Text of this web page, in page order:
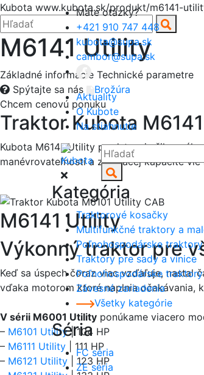
Hore
Kubota www.kubota.sk/produkt/m6141-
Zatvoriť
Hľadať: Hľadať
Máte otázky?
+421 910 747 448
kubota@supa.sk
cambor@supa.sk
Aktuality
O Kubote
Na stiahnutie
Hľadať:
Hľadať
Kategória
Traktorové kosačky
Multifunkčné traktory a
Poľnohospodárske traktory
Traktory pre sady a vinice
Poľnohospodárske
Závesné zariadenia
Všetky kategórie
Séria
FC séria
ZE séria
M6141 Utility
Základné informácie Technické parametre
Spýtajte sa nás
Brožúra
Chcem cenovú ponuku
Traktor Kubota M6141
Kubota M6141 Utility predstavuje
manévrovateľnosti a zdvíhacej kapacite
M6141 Utility
Výkonný traktor pre
Keď sa úspech čoraz viac vzďaľuje, nastal
vďaka motorom ktoré naplnia očakávania,
V sérii M6001 Utility ponúkame viacero
– M6101 Utility| 104 HP
– M6111 Utility | 111 HP
– M6121 Utility | 123 HP